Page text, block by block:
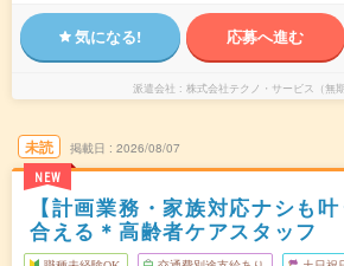
気になる! 応募へ進む
派遣会社 株式会社テクノ・サービス（無
未読
NEW
掲載日 2026/08/07
【計画業務・家族対応ナシも
合える＊高齢者ケアスタッフ